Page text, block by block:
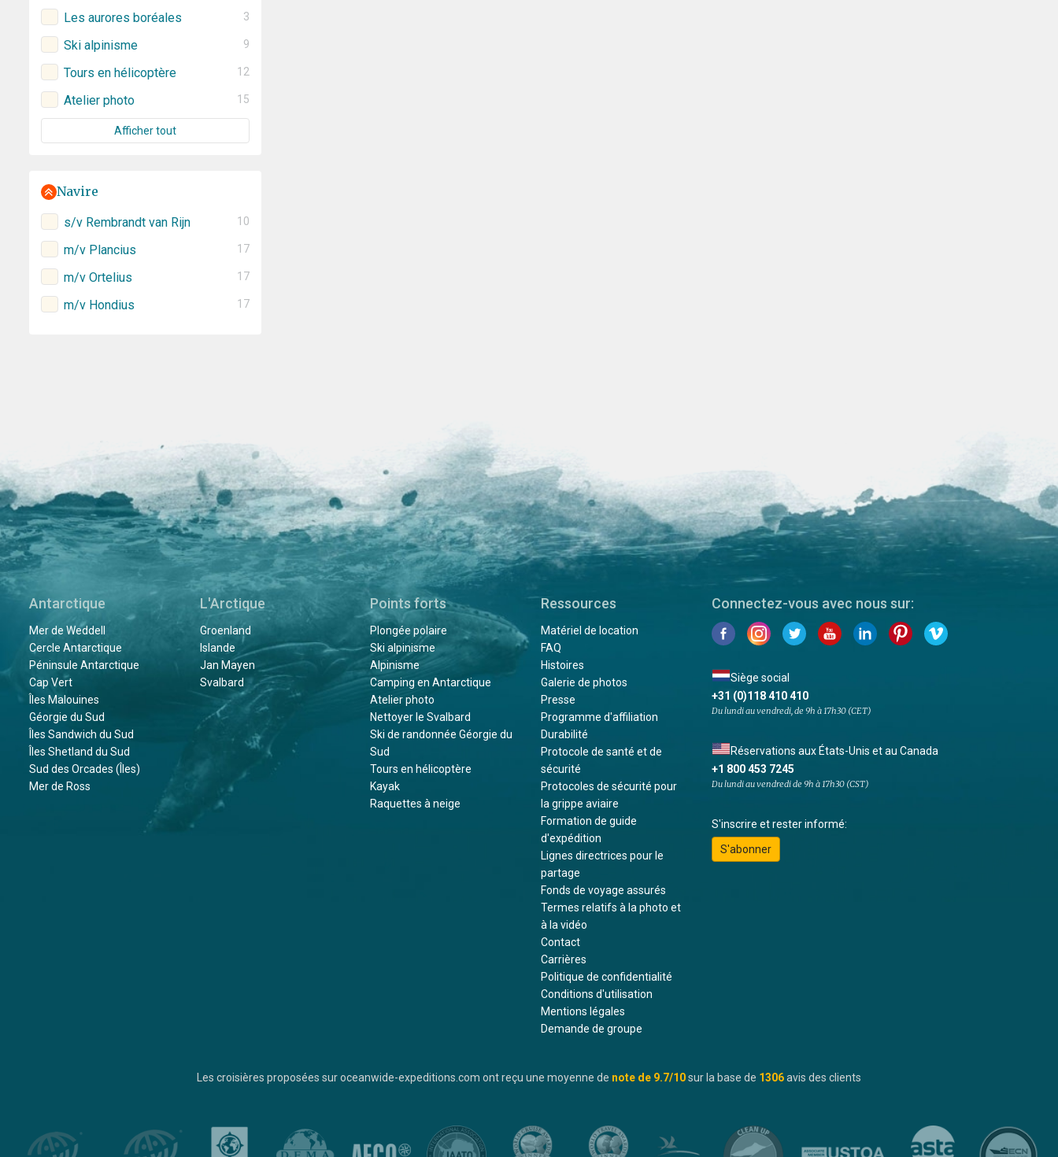
Les aurores boréales 3
Ski alpinisme 9
Tours en hélicoptère 12
Atelier photo 15
Afficher tout
Navire
s/v Rembrandt van Rijn 10
m/v Plancius 17
m/v Ortelius 17
m/v Hondius 17
Antarctique
Mer de Weddell
Cercle Antarctique
Péninsule Antarctique
Cap Vert
Îles Malouines
Géorgie du Sud
Îles Sandwich du Sud
Îles Shetland du Sud
Sud des Orcades (Îles)
Mer de Ross
L'Arctique
Groenland
Islande
Jan Mayen
Svalbard
Points forts
Plongée polaire
Ski alpinisme
Alpinisme
Camping en Antarctique
Atelier photo
Nettoyer le Svalbard
Ski de randonnée Géorgie du
Sud
Tours en hélicoptère
Kayak
Raquettes à neige
Ressources
Matériel de location
FAQ
Histoires
Galerie de photos
Presse
Programme d'affiliation
Durabilité
Protocole de santé et de
sécurité
Protocoles de sécurité pour
la grippe aviaire
Formation de guide
d'expédition
Lignes directrices pour le
partage
Fonds de voyage assurés
Termes relatifs à la photo et
à la vidéo
Contact
Carrières
Politique de confidentialité
Conditions d'utilisation
Mentions légales
Demande de groupe
Connectez-vous avec nous sur:
Siège social
+31 (0)118 410 410
Du lundi au vendredi, de 9h à 17h30 (CET)
Réservations aux États-Unis et au Canada
+1 800 453 7245
Du lundi au vendredi de 9h à 17h30 (CST)
S'inscrire et rester informé:
S'abonner
Les croisières proposées sur oceanwide-expeditions.com ont reçu une moyenne de note de 9.7/10sur la base de 1306avis des clients